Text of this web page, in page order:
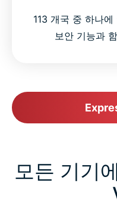
113 개국 중 하나
보안 기능과
모든 기기